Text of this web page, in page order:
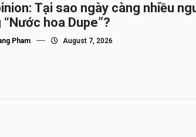
Tại sao ngày càng nhiều
“Nước hoa Dupe”?
Pham August 7, 2026